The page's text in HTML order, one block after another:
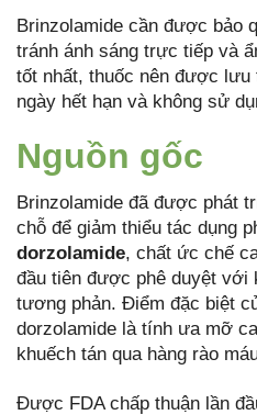
Brinzolamide cần được bảo
tránh ánh sáng trực tiếp và
tốt nhất, thuốc nên được
ngày hết hạn và không sử
Nguồn gốc
Brinzolamide đã được phát
chỗ để giảm thiểu tác dụng
dorzolamide, chất ức chế
đầu tiên được phê duyệt với
tương phản. Điểm đặc biệt
dorzolamide là tính ưa mỡ
khuếch tán qua hàng rào
Được FDA chấp thuận lần